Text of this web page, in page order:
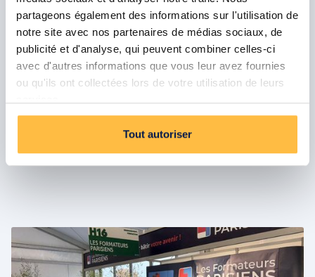
partageons également des informations sur l'utilisation de
notre site avec nos partenaires de médias sociaux, de
publicité et d'analyse, qui peuvent combiner celles-ci
avec d'autres informations que vous leur avez fournies
ou qu'ils ont collectées lors de votre utilisation de leurs
Tout autoriser
Les Formateurs Parisiens au Salon
Préventica Maroc : un engagement
international pour la sécurité au travail
Les Formateurs Parisiens ont participé au Salon
Préventica à Casablanca, un événement
international dédié à la sécurité globale et à la
santé au travail.